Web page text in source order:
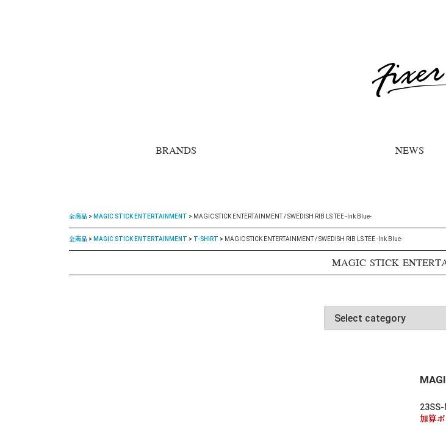
BRANDS NEWS
全商品 MAGIC STICK ENTERTAINMENT MAGIC STICK ENTERTAINMENT / SWEDISH RIB LS TEE -Ink Blue-
全商品 MAGIC STICK ENTERTAINMENT T-SHIRT MAGIC STICK ENTERTAINMENT / SWEDISH RIB LS TEE -Ink Blue-
MAGIC STICK
加算ポ